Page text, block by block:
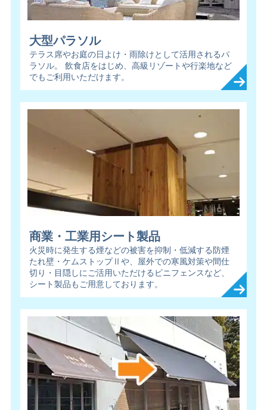
大型パラソル
テラス席やお庭の日よけ・雨除けとして活用されるパ
ラソル。 飲食店をはじめ、高級リゾートや行楽地など
でもご利用いただけます。
商業・工業用シート製品
火災時に発生する煙などの被害を抑制・低減する防煙
たれ壁・ケムストップⅡや、屋外での寒風対策や間仕
切り・目隠しにご活用いただけるビニフェンスなど、
シート製品もご用意しております。